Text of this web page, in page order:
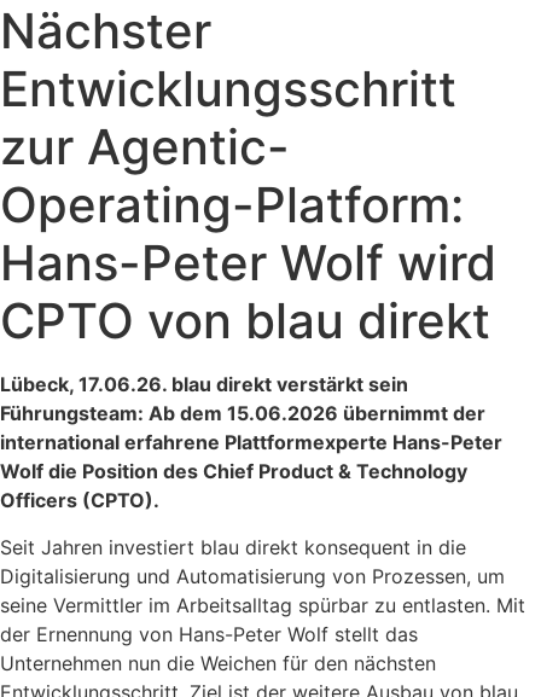
Nächster
Entwicklungsschritt
zur Agentic-
Operating-Platform:
Hans-Peter Wolf wird
CPTO von blau direkt
Lübeck, 17.06.26. blau direkt verstärkt sein
Führungsteam: Ab dem 15.06.2026 übernimmt der
international erfahrene Plattformexperte Hans-Peter
Wolf die Position des Chief Product & Technology
Officers (CPTO).
Seit Jahren investiert blau direkt konsequent in die
Digitalisierung und Automatisierung von Prozessen, um
seine Vermittler im Arbeitsalltag spürbar zu entlasten. Mit
der Ernennung von Hans-Peter Wolf stellt das
Unternehmen nun die Weichen für den nächsten
Entwicklungsschritt. Ziel ist der weitere Ausbau von blau